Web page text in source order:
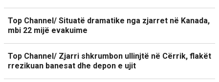
Top Channel/ Situatë dramatike nga zjarret në Kanada,
mbi 22 mijë evakuime
Top Channel/ Zjarri shkrumbon ullinjtë në Cërrik, flakët
rrezikuan banesat dhe depon e ujit